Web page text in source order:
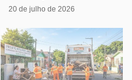
20 de julho de 2026